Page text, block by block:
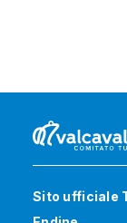
Sito ufficiale